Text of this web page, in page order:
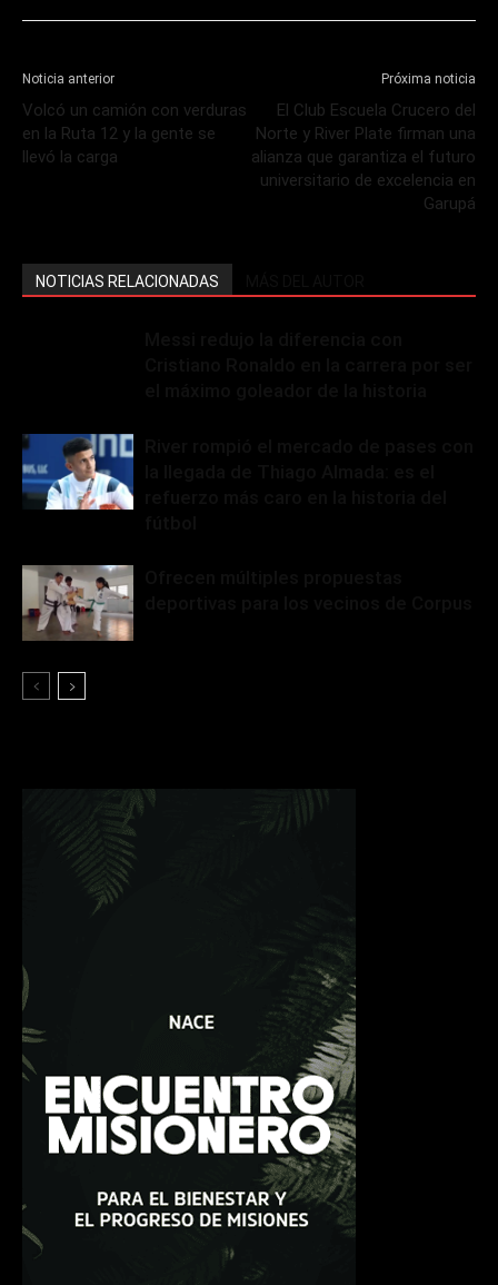
Noticia anterior
Volcó un camión con verduras
en la Ruta 12 y la gente se
llevó la carga
Próxima noticia
El Club Escuela Crucero del
Norte y River Plate firman una
alianza que garantiza el futuro
universitario de excelencia en
Garupá
NOTICIAS RELACIONADAS